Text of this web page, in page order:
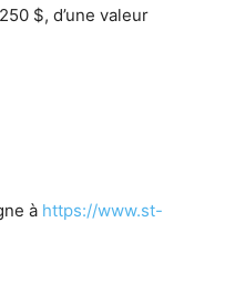
$, d’une valeur
à https://www.st-